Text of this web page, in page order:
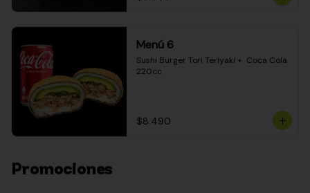
Menú 6
Sushi Burger Tori Teriyaki +  Coca Cola
220cc
$8.490
Promociones